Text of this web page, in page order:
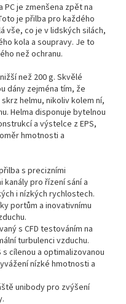
PC je zmenšena zpět na
je přilba pro každého
vše, co je v lidských silách,
kola a soupravy. Je to
než ochranu.
než 200 g. Skvělé
dány zejména tím, že
helmu, nikoliv kolem ní,
Helma disponuje bytelnou
a výstelce z EPS,
hmotnosti a
s precizními
pro řízení sání a
i nízkých rychlostech.
portům a inovativnímu
s CFD testováním na
turbulenci vzduchu.
s cílenou a optimalizovanou
nízké hmotnosti a
unibody pro zvýšení